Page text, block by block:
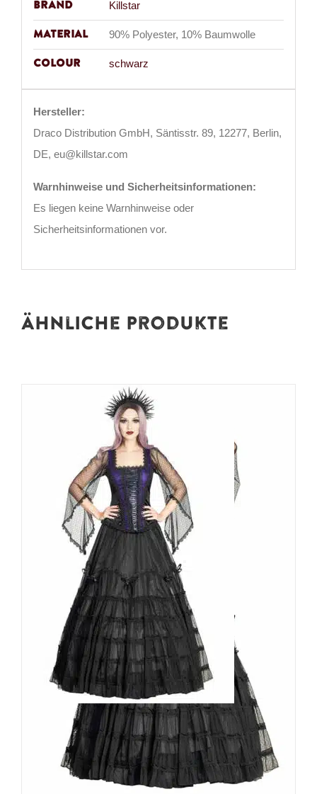
Brand Killstar
Material 90% Polyester, 10% Baumwolle
Colour schwarz
Hersteller:
Draco Distribution GmbH, Säntisstr. 89, 12277, Berlin,
DE, eu@killstar.com
Warnhinweise und Sicherheitsinformationen:
Es liegen keine Warnhinweise oder
Sicherheitsinformationen vor.
Ähnliche Produkte
Sinister Rock Selnyak
129,90€
Inkl. MwSt.
zzgl.
Versand